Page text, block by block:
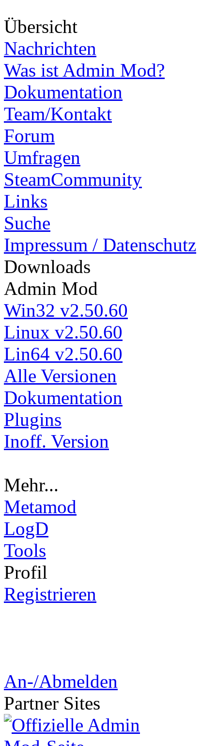
Übersicht
Nachrichten
Was ist Admin Mod?
Dokumentation
Team/Kontakt
Forum
Umfragen
SteamCommunity
Links
Suche
Impressum / Datenschutz
Downloads
Admin Mod
Win32 v2.50.60
Linux v2.50.60
Lin64 v2.50.60
Alle Versionen
Dokumentation
Plugins
Inoff. Version
Mehr...
Metamod
LogD
Tools
Profil
Registrieren
An-/Abmelden
Partner Sites